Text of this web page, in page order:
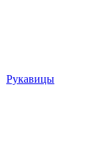
Рукавицы